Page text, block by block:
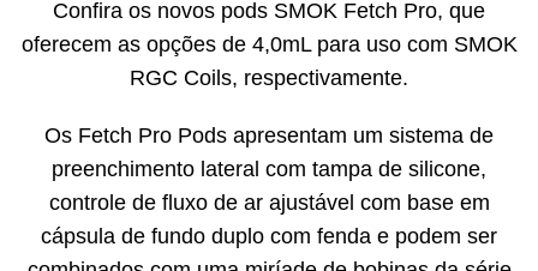
Confira os novos pods SMOK Fetch Pro, que
oferecem as opções de 4,0mL para uso com SMOK
RGC Coils, respectivamente.
Os Fetch Pro Pods apresentam um sistema de
preenchimento lateral com tampa de silicone,
controle de fluxo de ar ajustável com base em
cápsula de fundo duplo com fenda e podem ser